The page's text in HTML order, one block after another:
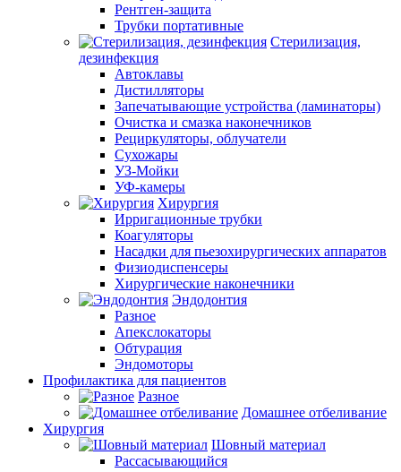
Рентген-защита
Трубки портативные
Стерилизация,
дезинфекция
Автоклавы
Дистилляторы
Запечатывающие устройства (ламинаторы)
Очистка и смазка наконечников
Рециркуляторы, облучатели
Сухожары
УЗ-Мойки
УФ-камеры
Хирургия
Ирригационные трубки
Коагуляторы
Насадки для пьезохирургических аппаратов
Физиодиспенсеры
Хирургические наконечники
Эндодонтия
Разное
Апекслокаторы
Обтурация
Эндомоторы
Профилактика для пациентов
Разное
Домашнее отбеливание
Хирургия
Шовный материал
Рассасывающийся